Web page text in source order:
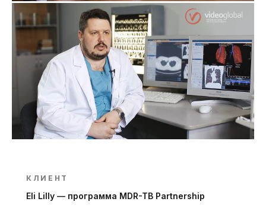
КЛИЕНТ
Eli Lilly — программа MDR-TB Partnership